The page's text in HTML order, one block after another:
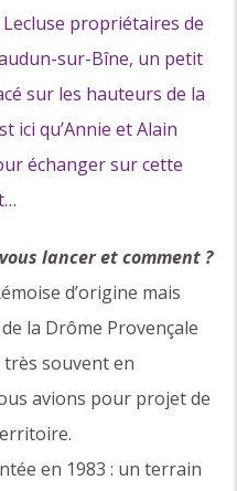
propriétaires de
sur-Bîne, un petit
sur les hauteurs de la
ici qu’Annie et Alain
échanger sur cette
lancer et comment ?
d’origine mais
la Drôme Provençale
très souvent en
avions pour projet de
en 1983 : un terrain